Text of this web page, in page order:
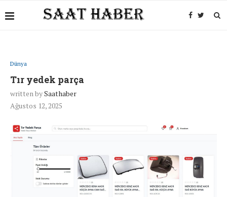
Dünya
Tır yedek parça
written bySaathaber
Ağustos 12, 2025